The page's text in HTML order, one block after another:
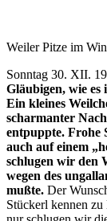
Weiler Pitze im
Sonntag 30. XII.
Gläubigen, wie es
Ein kleines
scharmanter
entpuppte. Frohe
auch auf einem
schlugen wir den
wegen des
mußte. Der
Stückerl kennen